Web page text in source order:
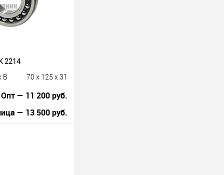
2214
B
70 x 125 x 31
Опт — 11 200 руб.
— 13 500 руб.